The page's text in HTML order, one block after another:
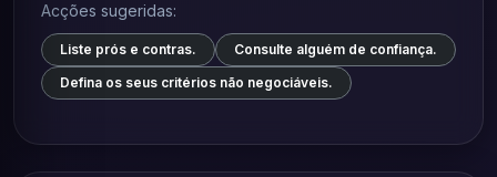
Acções sugeridas:
Liste prós e contras.
Consulte alguém de confiança.
Defina os seus critérios não negociáveis.